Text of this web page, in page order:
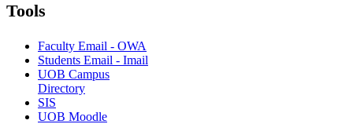
Tools
Faculty Email - OWA
Students Email - Imail
UOB Campus
Directory
SIS
UOB Moodle